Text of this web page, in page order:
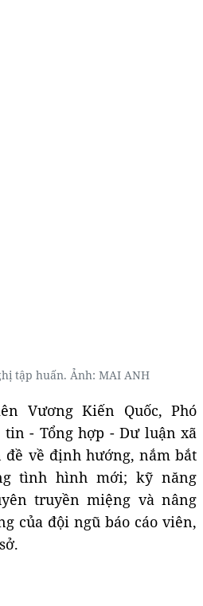
tập huấn. Ảnh: MAI ANH
Vương Kiến Quốc, Phó
- Tổng hợp - Dư luận xã
về định hướng, nắm bắt
tình hình mới; kỹ năng
truyền miệng và nâng
của đội ngũ báo cáo viên,